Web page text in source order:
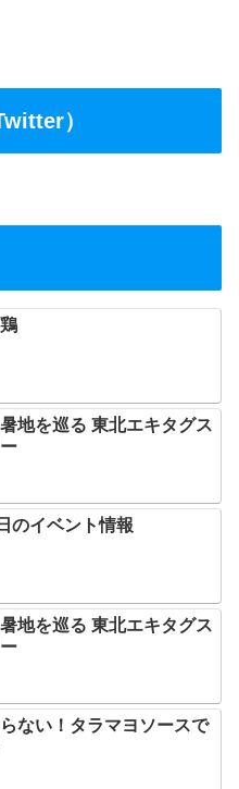
）
地を巡る 東北エキタグス
のイベント情報
地を巡る 東北エキタグス
ない！タラマヨソースで